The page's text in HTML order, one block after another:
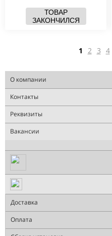
ТОВАР
ЗАКОНЧИЛСЯ
1 2 3 4
О компании
Контакты
Реквизиты
Вакансии
Доставка
Оплата